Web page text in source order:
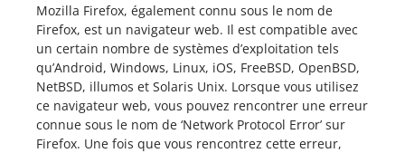
Mozilla Firefox, également connu sous le nom de
Firefox, est un navigateur web. Il est compatible avec
un certain nombre de systèmes d’exploitation tels
qu’Android, Windows, Linux, iOS, FreeBSD, OpenBSD,
NetBSD, illumos et Solaris Unix. Lorsque vous utilisez
ce navigateur web, vous pouvez rencontrer une erreur
connue sous le nom de ‘Network Protocol Error’ sur
Firefox. Une fois que vous rencontrez cette erreur,